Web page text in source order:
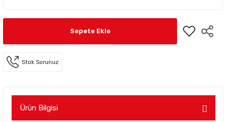
Sepete Ekle
Stok Sorunuz
Ürün Bilgisi